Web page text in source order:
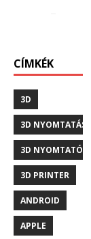
CÍMKÉK
3D
3D NYOMTATÁS
3D NYOMTATÓ
3D PRINTER
ANDROID
APPLE